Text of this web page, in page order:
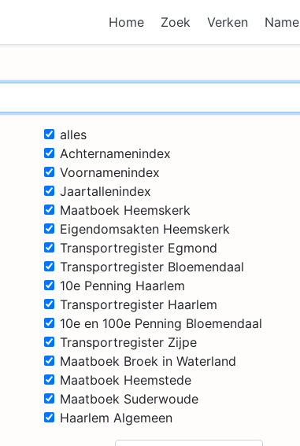
Home Zoek Verken
alles
Achternamenindex
Voornamenindex
Jaartallenindex
Maatboek Heemskerk
Eigendomsakten Heemskerk
Transportregister Egmond
Transportregister Bloemendaal
10e Penning Haarlem
Transportregister Haarlem
10e en 100e Penning Bloemendaal
Transportregister Zijpe
Maatboek Broek in Waterland
Maatboek Heemstede
Maatboek Suderwoude
Haarlem Algemeen